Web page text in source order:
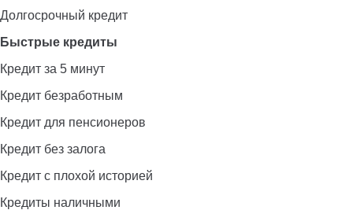
Долгосрочный кредит
Быстрые кредиты
Кредит за 5 минут
Кредит безработным
Кредит для пенсионеров
Кредит без залога
Кредит с плохой историей
Кредиты наличными